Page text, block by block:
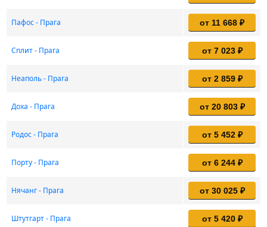
Пафос - Прага от 11 668 ₽
Сплит - Прага от 7 023 ₽
Неаполь - Прага от 2 859 ₽
Доха - Прага от 20 803 ₽
Родос - Прага от 5 452 ₽
Порту - Прага от 6 244 ₽
Нячанг - Прага от 30 025 ₽
Штутгарт - Прага от 5 420 ₽